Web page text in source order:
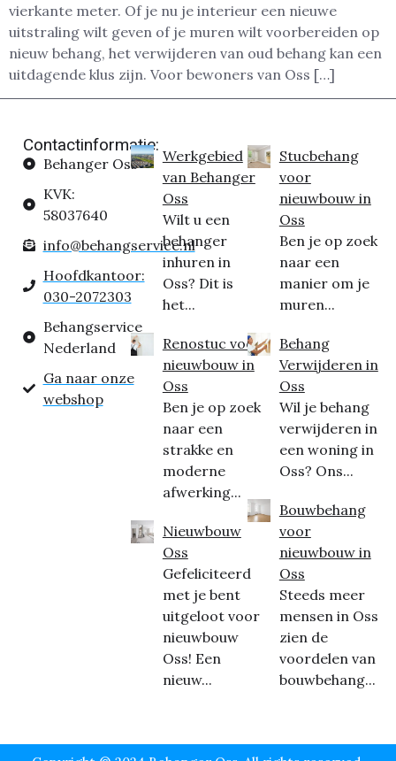
vierkante meter. Of je nu je interieur een nieuwe
uitstraling wilt geven of je muren wilt voorbereiden op
nieuw behang, het verwijderen van oud behang kan een
uitdagende klus zijn. Voor bewoners van Oss […]
Contactinformatie:
Behanger Oss
KVK:
58037640
info@behangservice.nl
Hoofdkantoor:
030-2072303
Behangservice
Nederland
Ga naar onze
webshop
Werkgebied
van Behanger
Oss
Wilt u een
behanger
inhuren in
Oss? Dit is
het...
Renostuc voor
nieuwbouw in
Oss
Ben je op zoek
naar een
strakke en
moderne
afwerking...
Nieuwbouw
Oss
Gefeliciteerd
met je bent
uitgeloot voor
nieuwbouw
Oss! Een
nieuw...
Stucbehang
voor
nieuwbouw in
Oss
Ben je op zoek
naar een
manier om je
muren...
Behang
Verwijderen in
Oss
Wil je behang
verwijderen in
een woning in
Oss? Ons...
Bouwbehang
voor
nieuwbouw in
Oss
Steeds meer
mensen in Oss
zien de
voordelen van
bouwbehang...